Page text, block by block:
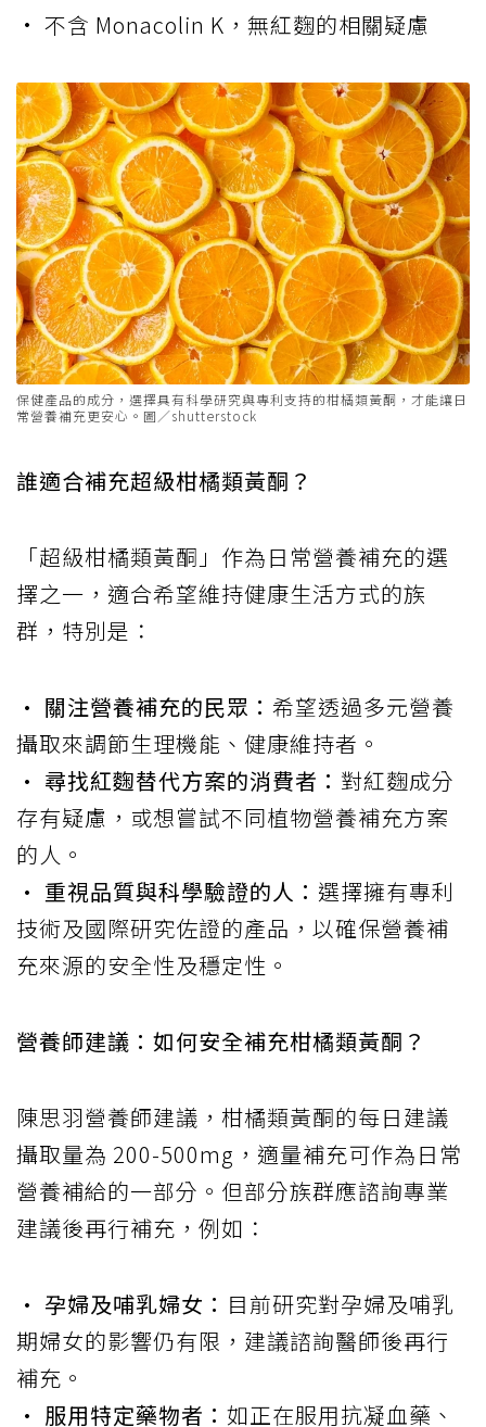
• 不含 Monacolin K，無紅麴的相關疑慮
保健產品的成分，選擇具有科學研究與專利支持的柑橘類黃酮，才能讓日
常營養補充更安心。圖／shutterstock
誰適合補充超級柑橘類黃酮？
「超級柑橘類黃酮」作為日常營養補充的選
擇之一，適合希望維持健康生活方式的族
群，特別是：
• 關注營養補充的民眾： 希望透過多元營養
攝取來調節生理機能、健康維持者。
• 尋找紅麴替代方案的消費者： 對紅麴成分
存有疑慮，或想嘗試不同植物營養補充方案
的人。
• 重視品質與科學驗證的人： 選擇擁有專利
技術及國際研究佐證的產品，以確保營養補
充來源的安全性及穩定性。
營養師建議：如何安全補充柑橘類黃酮？
陳思羽營養師建議，柑橘類黃酮的每日建議
攝取量為 200-500mg，適量補充可作為日常
營養補給的一部分。但部分族群應諮詢專業
建議後再行補充，例如：
• 孕婦及哺乳婦女： 目前研究對孕婦及哺乳
期婦女的影響仍有限，建議諮詢醫師後再行
補充。
• 服用特定藥物者： 如正在服用抗凝血藥、